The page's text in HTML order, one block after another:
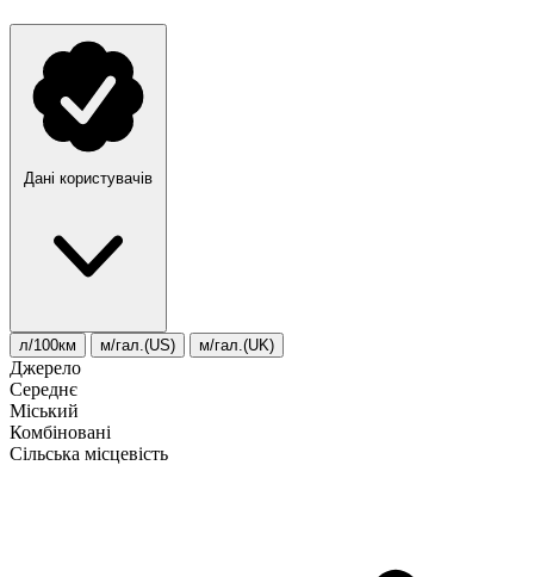
Дані користувачів
л/100км м/гал.(US) м/гал.(UK)
Джерело
Середнє
Міський
Комбіновані
Сільська місцевість